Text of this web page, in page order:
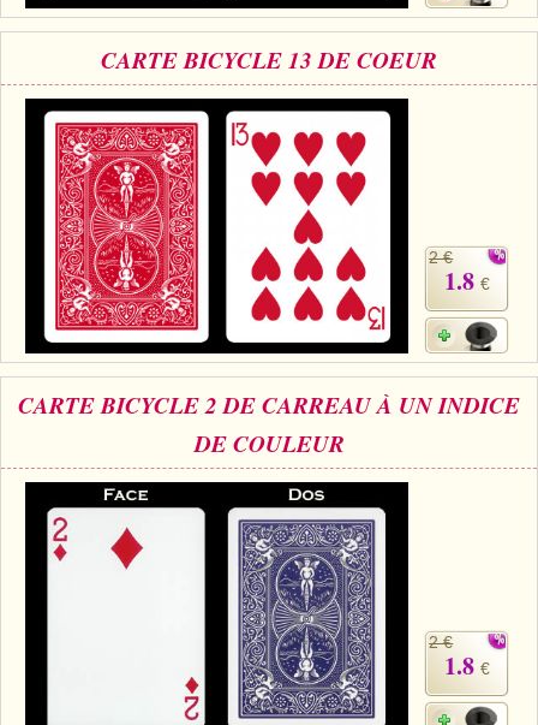
CARTE BICYCLE 13 DE COEUR
2 €
1.8 €
CARTE BICYCLE 2 DE CARREAU À UN INDICE
DE COULEUR
2 €
1.8 €